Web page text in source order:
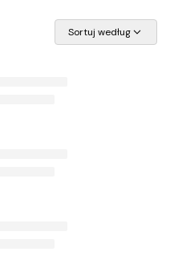
Sortuj według